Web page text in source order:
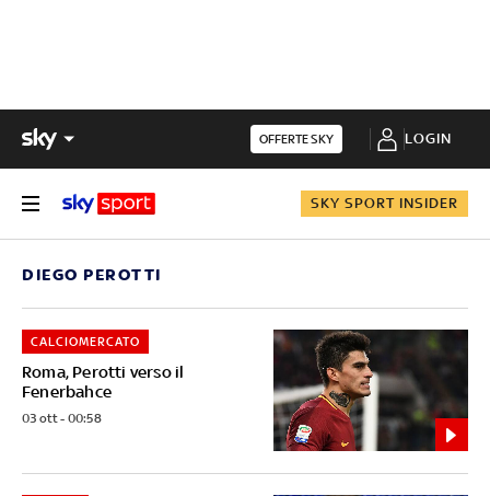
OFFERTE SKY LOGIN
SKY SPORT INSIDER
DIEGO PEROTTI
Roma, Perotti verso il
Fenerbahce
CALCIOMERCATO
03 ott - 00:58